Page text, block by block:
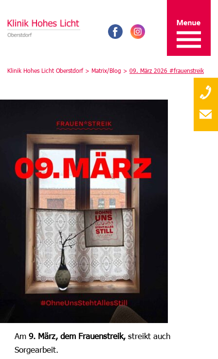
Klinik Hohes Licht Oberstdorf > Matrix/Blog > 09. März 2026 #frauenstreik
Am 9. März, dem Frauenstreik, streikt auch
Sorgearbeit.